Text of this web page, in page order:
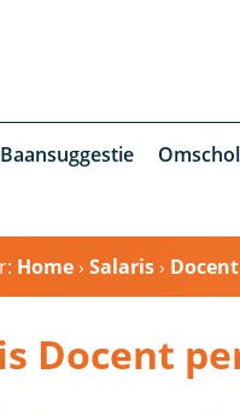
Baansuggestie
Home›Salaris›
Docent